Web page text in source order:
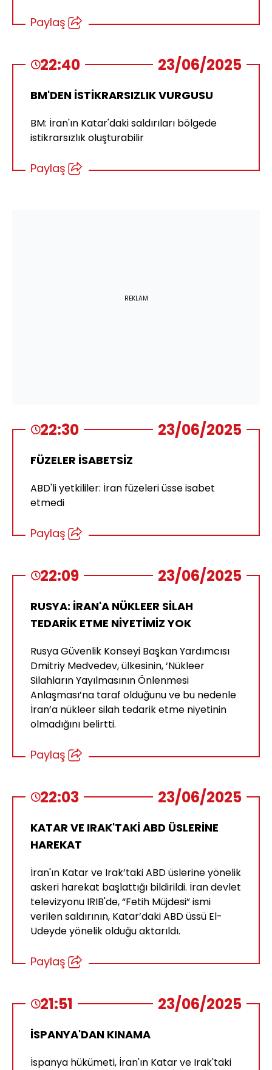
Paylaş
22:40 23/06/2025
BM'DEN İSTİKRARSIZLIK VURGUSU
BM: İran'ın Katar'daki saldırıları bölgede
istikrarsızlık oluşturabilir
Paylaş
REKLAM
22:30 23/06/2025
FÜZELER İSABETSİZ
ABD'li yetkililer: İran füzeleri üsse isabet
etmedi
Paylaş
22:09 23/06/2025
RUSYA: İRAN'A NÜKLEER SİLAH
TEDARİK ETME NİYETİMİZ YOK
Rusya Güvenlik Konseyi Başkan Yardımcısı
Dmitriy Medvedev, ülkesinin, ‘Nükleer
Silahların Yayılmasının Önlenmesi
Anlaşması’na taraf olduğunu ve bu nedenle
İran’a nükleer silah tedarik etme niyetinin
olmadığını belirtti.
Paylaş
22:03 23/06/2025
KATAR VE IRAK'TAKİ ABD ÜSLERİNE
HAREKAT
İran'ın Katar ve Irak’taki ABD üslerine yönelik
askeri harekat başlattığı bildirildi. İran devlet
televizyonu IRIB'de, “Fetih Müjdesi” ismi
verilen saldırının, Katar’daki ABD üssü El-
Udeyde yönelik olduğu aktarıldı.
Paylaş
21:51 23/06/2025
İSPANYA'DAN KINAMA
İspanya hükümeti, İran'ın Katar ve Irak'taki